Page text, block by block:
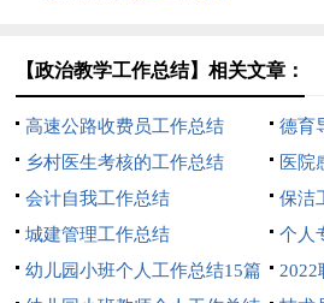
【政治教学工作总结】相关文章：
高速公路收费员工作总结
德育
乡村医生考核的工作总结
医院
会计自我工作总结
保洁
城建管理工作总结
个人
幼儿园小班个人工作总结15篇
2022